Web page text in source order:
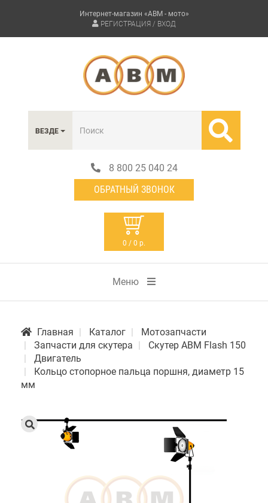
Интернет-магазин «АВМ - мото»
РЕГИСТРАЦИЯ / ВХОД
ВЕЗДЕ
8 800 25 040 24
ОБРАТНЫЙ ЗВОНОК
0 / 0 р.
Меню
Главная Каталог
Мотозапчасти
Запчасти для скутера
Скутер АВМ Flash 150
Двигатель
Кольцо стопорное пальца поршня, диаметр 15
мм